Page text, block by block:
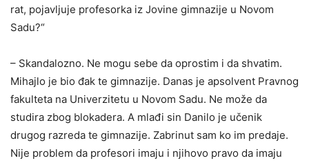
rat, pojavljuje profesorka iz Jovine gimnazije u Novom
Sadu?“
– Skandalozno. Ne mogu sebe da oprostim i da shvatim.
Mihajlo je bio đak te gimnazije. Danas je apsolvent Pravnog
fakulteta na Univerzitetu u Novom Sadu. Ne može da
studira zbog blokadera. A mlađi sin Danilo je učenik
drugog razreda te gimnazije. Zabrinut sam ko im predaje.
Nije problem da profesori imaju i njihovo pravo da imaju